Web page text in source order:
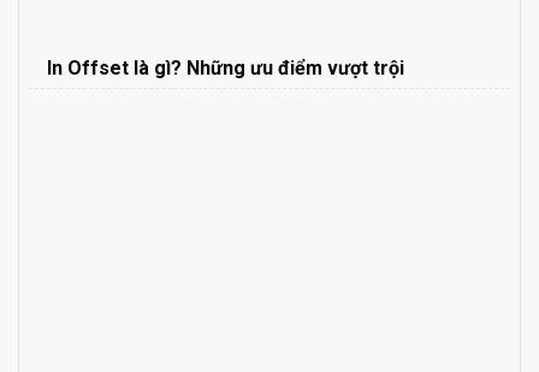
In Offset là gì? Những ưu điểm vượt trội